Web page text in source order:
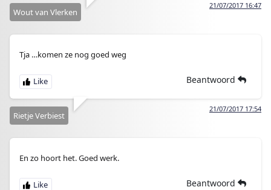
21/07/2017 16:47
Wout van Vlerken
Tja …komen ze nog goed weg
Beantwoord
21/07/2017 17:54
Rietje Verbiest
En zo hoort het. Goed werk.
Beantwoord